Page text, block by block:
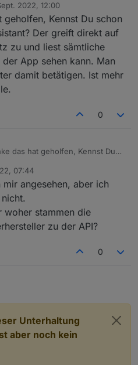
Dir leider nicht beantworten.
ähnlich aus wie dieser:
topic/57337/fehler-25-
update-mit-npm8
etwas davon ableiten...
2022, 12:00
geholfen, Kennst Du schon
Der greift direkt auf
zu und liest sämtliche
App sehen kann. Man
damit betätigen. Ist mehr
0
das hat geholfen, Kennst Du
im lokalen Netz zu und liest
die man auch in der App
kann auch sämtliche Schalter
mehr als über die API
07:44
mir angesehen, aber ich
woher stammen die
zu der API?
0
Unterhaltung
aber noch kein